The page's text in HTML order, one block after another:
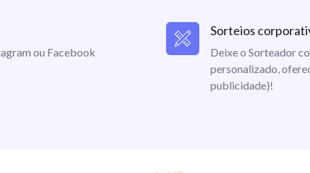
ou Facebook
Sorteios
Deixe o Sorteador
personalizado,
publicidade)!